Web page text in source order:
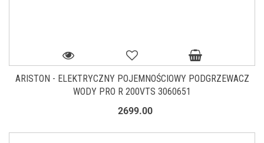
ARISTON - ELEKTRYCZNY POJEMNOŚCIOWY PODGRZEWACZ
WODY PRO R 200VTS 3060651
2699.00